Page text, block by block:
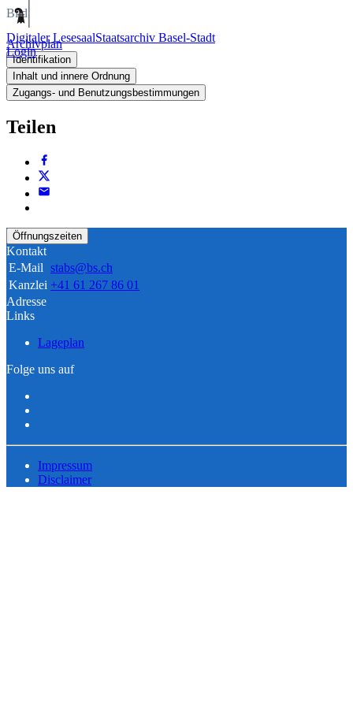
Digitaler LesesaalStaatsarchiv Basel-Stadt
Login
Bild
Archivplan
Identifikation
Inhalt und innere Ordnung
Zugangs- und Benutzungsbestimmungen
Teilen
Öffnungszeiten
Kontakt
E-Mail stabs@bs.ch
Kanzlei +41 61 267 86 01
Adresse
Links
Lageplan
Folge uns auf
Impressum
Disclaimer